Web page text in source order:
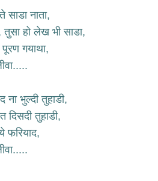
साडा नाता,
हो लेख भी साडा,
गयाथा,
भुल्दी तुहाडी,
तुहाडी,
फरियाद,